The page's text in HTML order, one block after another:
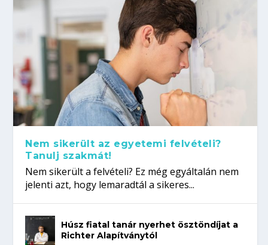
Nem sikerült az egyetemi felvételi?
Tanulj szakmát!
Nem sikerült a felvételi? Ez még egyáltalán nem
jelenti azt, hogy lemaradtál a sikeres...
Húsz fiatal tanár nyerhet ösztöndíjat a
Richter Alapítványtól